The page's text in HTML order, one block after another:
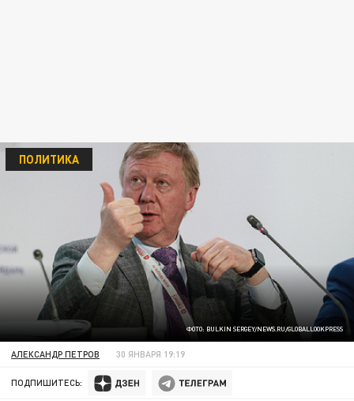
ФОТО: BULKIN SERGEY/NEWS.RU/GLOBALLOOKPRESS
ПОЛИТИКА
АЛЕКСАНДР ПЕТРОВ 30 ЯНВАРЯ 19:19
ПОДПИШИТЕСЬ: